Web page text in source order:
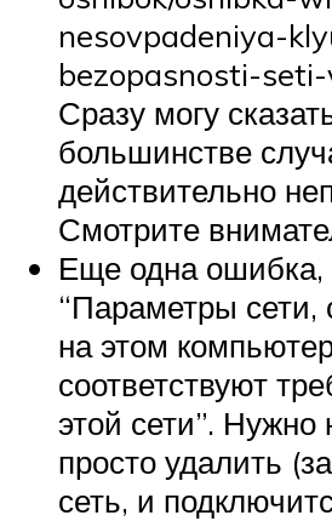
nesovpadeniya-
bezopasnosti-
Сразу могу
большинстве
действительно
Смотрите
Еще одна ошибка,
“Параметры сети,
на этом
соответствуют
этой сети”. Нужно
просто удалить
сеть, и